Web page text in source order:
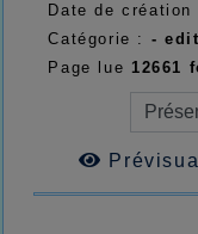
Date de création
Catégorie : -
Page lue 12661